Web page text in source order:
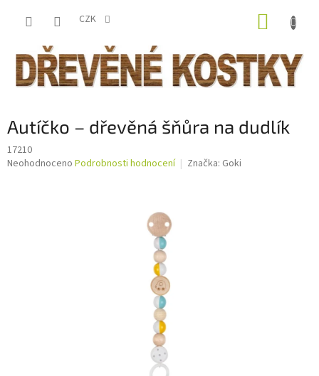
CZK
Autíčko – dřevěná šňůra na dudlík
17210
Průměrné
Neohodnoceno Podrobnosti hodnocení Značka: Goki